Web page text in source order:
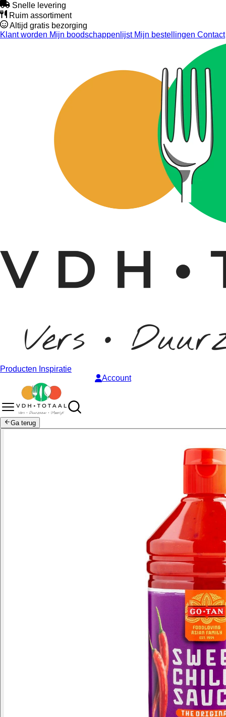
Snelle levering
Ruim assortiment
Altijd gratis bezorging
Klant worden Mijn boodschappenlijstMijn bestellingen Contact
Producten Inspiratie
Account
Ga terug